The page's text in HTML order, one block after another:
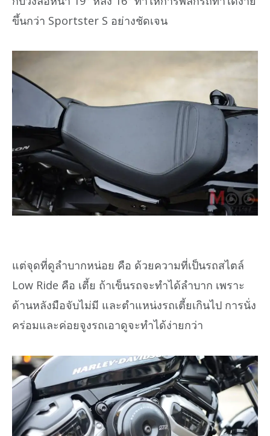
ขึ้นกว่า Sportster S อย่างชัดเจน
แต่จุดที่ดูลำบากหน่อย คือ ด้วยความที่เป็นรถสไตล์
Low Ride คือ เตี้ย ถ้าเข็นรถจะทำได้ลำบาก เพราะ
ด้านหลังมือจับไม่มี และตำแหน่งรถเตี้ยเกินไป การนั่ง
คร่อมและค่อยจูงรถเอาดูจะทำได้ง่ายกว่า